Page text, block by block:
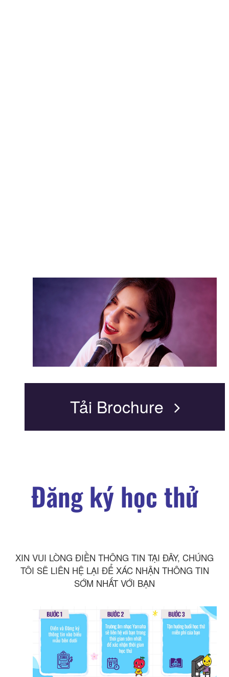
Tải Brochure
Đăng ký học thử
XIN VUI LÒNG ĐIỀN THÔNG TIN TẠI ĐÂY, CHÚNG
TÔI SẼ LIÊN HỆ LẠI ĐỂ XÁC NHẬN THÔNG TIN
SỚM NHẤT VỚI BẠN